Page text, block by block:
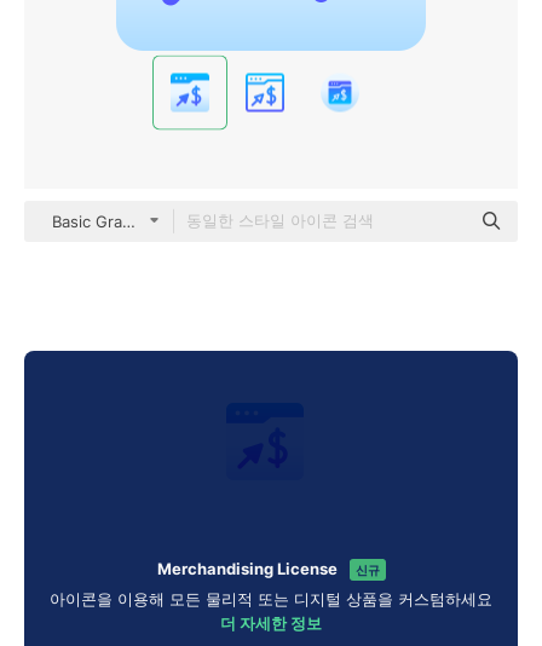
Basic Gradient Gradient
Merchandising License 신규
아이콘을 이용해 모든 물리적 또는 디지털 상품을 커스텀하세요
더 자세한 정보